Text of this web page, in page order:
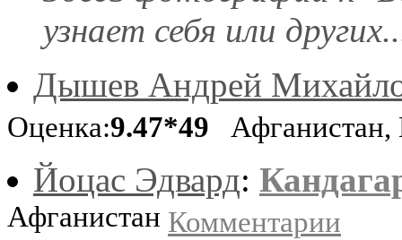
узнает себя или
Дышев Андрей
Оценка:9.47*49 Афганистан,
Йоцас Эдвард:
Афганистан Комментарии